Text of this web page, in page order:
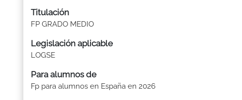
Titulación
FP GRADO MEDIO
Legislación aplicable
LOGSE
Para alumnos de
Fp para alumnos en España en 2026